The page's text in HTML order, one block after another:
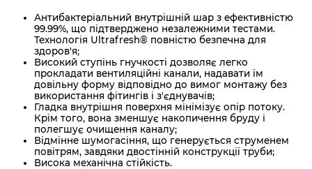
Антибактеріальний внутрішній шар з ефективністю
99.99%, що підтверджено незалежними тестами.
Технологія Ultrafresh® повністю безпечна для
здоров'я;
Високий ступінь гнучкості дозволяє легко
прокладати вентиляційні канали, надавати їм
довільну форму відповідно до вимог монтажу без
використання фітингів і з'єднувачів;
Гладка внутрішня поверхня мінімізує опір потоку.
Крім того, вона зменшує накопичення бруду і
полегшує очищення каналу;
Відмінне шумогасіння, що генерується струменем
повітрям, завдяки двостінній конструкції труби;
Висока механічна стійкість.